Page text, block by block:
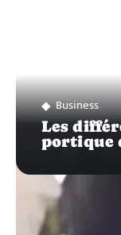
Business
Les
portique